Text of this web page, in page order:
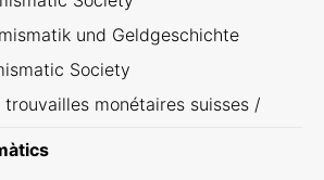
und Geldgeschichte
Society
monétaires suisses /